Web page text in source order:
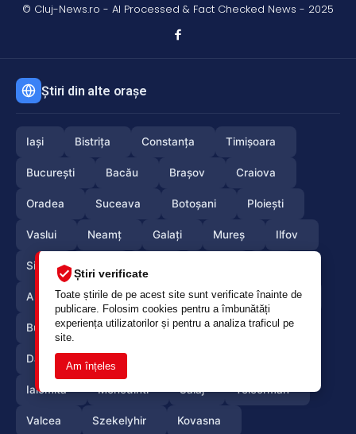
Știri verificate
Toate știrile de pe acest site sunt verificate înainte de
publicare. Folosim cookies pentru a îmbunătăți
experiența utilizatorilor și pentru a analiza traficul pe
site.
Am înțeles
© Cluj-News.ro - AI Processed & Fact Checked News - 2025
Știri din alte orașe
Iași Bistrița Constanța Timișoara
București Bacău Brașov Craiova
Oradea Suceava Botoșani Ploiești
Vaslui Neamț Galați Mureș Ilfov
Sibiu
Arges Maramures Vrancea Satumare
Buzau Braila Calarasi Caras-Severin
Dambovita Giurgiu
Ialomita Mehedinti Salaj Teleorman
Valcea Szekelyhir Kovasna